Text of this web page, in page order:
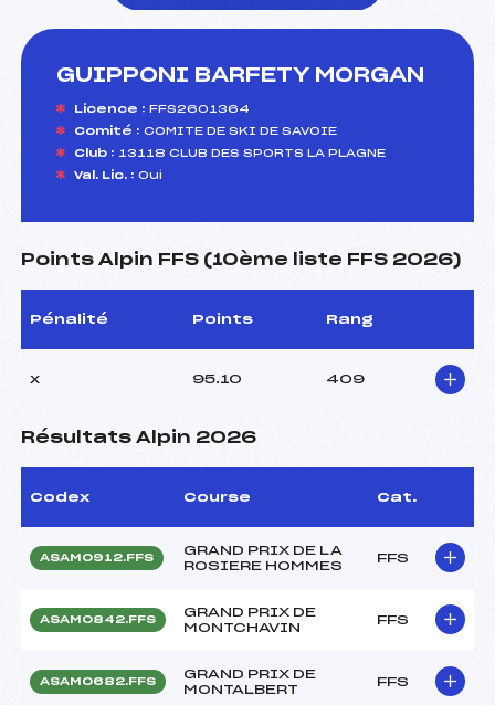
GUIPPONI BARFETY MORGAN
Licence : FFS2601364
Comité : COMITE DE SKI DE SAVOIE
Club : 13118 CLUB DES SPORTS LA PLAGNE
Val. Lic. : Oui
Points Alpin FFS (10ème liste FFS 2026)
Pénalité Points Rang
x 95.10 409
Résultats Alpin 2026
Codex Course Cat.
ASAM0912.FFS
GRAND PRIX DE LA
ROSIERE HOMMES
FFS
ASAM0842.FFS
GRAND PRIX DE
MONTCHAVIN
FFS
ASAM0682.FFS
GRAND PRIX DE
MONTALBERT
FFS